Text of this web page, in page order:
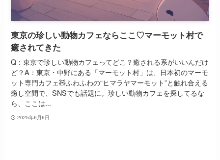
東京の珍しい動物カフェならここ♡マーモット村で
癒されてきた
Q：東京で珍しい動物カフェってどこ？癒される系がいいんだけ
ど？A：東京・中野にある「マーモット村」は、日本初のマーモ
ット専門カフェ🧸ふわふわの“ヒマラヤマーモット”と触れ合える
癒し空間で、SNSでも話題に。珍しい動物カフェを探してるな
ら、ここは...
2025年6月6日